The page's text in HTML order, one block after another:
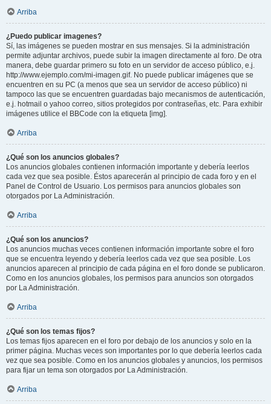
Arriba
¿Puedo publicar imagenes?
Sí, las imágenes se pueden mostrar en sus mensajes. Si la administración
permite adjuntar archivos, puede subir la imagen directamente al foro. De otra
manera, debe guardar primero su foto en un servidor de acceso público, e.j.
http://www.ejemplo.com/mi-imagen.gif. No puede publicar imágenes que se
encuentren en su PC (a menos que sea un servidor de acceso público) ni
tampoco las que se encuentren guardadas bajo mecanismos de autenticación,
e.j. hotmail o yahoo correo, sitios protegidos por contraseñas, etc. Para exhibir
imágenes utilice el BBCode con la etiqueta [img].
Arriba
¿Qué son los anuncios globales?
Los anuncios globales contienen información importante y debería leerlos
cada vez que sea posible. Éstos aparecerán al principio de cada foro y en el
Panel de Control de Usuario. Los permisos para anuncios globales son
otorgados por La Administración.
Arriba
¿Qué son los anuncios?
Los anuncios muchas veces contienen información importante sobre el foro
que se encuentra leyendo y debería leerlos cada vez que sea posible. Los
anuncios aparecen al principio de cada página en el foro donde se publicaron.
Como en los anuncios globales, los permisos para anuncios son otorgados
por La Administración.
Arriba
¿Qué son los temas fijos?
Los temas fijos aparecen en el foro por debajo de los anuncios y solo en la
primer página. Muchas veces son importantes por lo que debería leerlos cada
vez que sea posible. Como en los anuncios globales y anuncios, los permisos
para fijar un tema son otorgados por La Administración.
Arriba